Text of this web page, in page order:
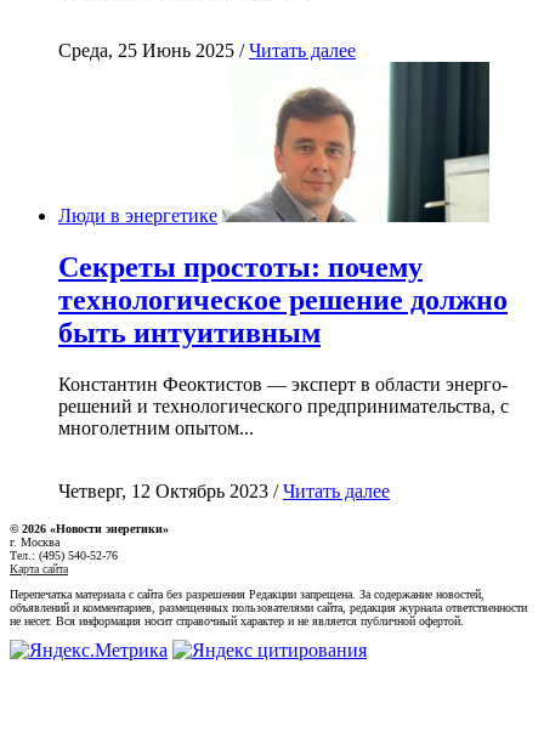
Среда, 25 Июнь 2025 /Читать далее
Люди в энергетике
Секреты простоты: почему
технологическое решение должно
быть интуитивным
Константин Феоктистов — эксперт в области энерго-
решений и технологического предпринимательства, с
многолетним опытом...
Четверг, 12 Октябрь 2023 /Читать далее
© 2026 «Новости энеретики»
г. Москва
Тел.: (495) 540-52-76
Карта сайта
Перепечатка материала с сайта без разрешения Редакции запрещена. За содержание новостей,
объявлений и комментариев, размещенных пользователями сайта, редакция журнала ответственности
не несет. Вся информация носит справочный характер и не является публичной офертой.